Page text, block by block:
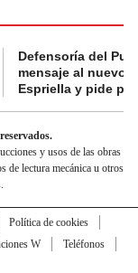
Defensoría del
mensaje al nuevo
Espriella y pide
y usos de las obras
de lectura mecánica u otros
Política de cookies
W
Teléfonos